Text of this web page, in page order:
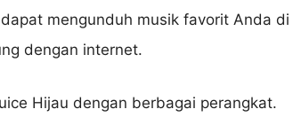
mengunduh musik favorit Anda di
dengan internet.
Hijau dengan berbagai perangkat.